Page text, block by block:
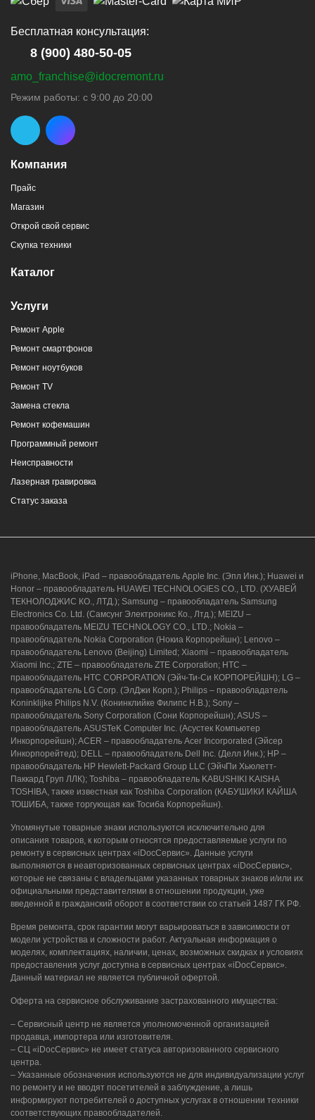
Компания
Прайс
Магазин
Открой свой сервис
Скупка техники
Каталог
Услуги
Ремонт Apple
Ремонт смартфонов
Ремонт ноутбуков
Ремонт TV
Замена стекла
Ремонт кофемашин
Программный ремонт
Неисправности
Лазерная гравировка
Статус заказа
Бесплатная консультация:
8 (900) 480-50-05
amo_franchise@idocremont.ru
Режим работы: с 9:00 до 20:00
iPhone, MacBook, iPad – правообладатель Apple Inc. (Эпл Инк.); Huawei и
Honor – правообладатель HUAWEI TECHNOLOGIES CO., LTD. (ХУАВЕЙ
ТЕКНОЛОДЖИС КО., ЛТД.); Samsung – правообладатель Samsung
Electronics Co. Ltd. (Самсунг Электроникс Ко., Лтд.); MEIZU –
правообладатель MEIZU TECHNOLOGY CO., LTD.; Nokia –
правообладатель Nokia Corporation (Нокиа Корпорейшн); Lenovo –
правообладатель Lenovo (Beijing) Limited; Xiaomi – правообладатель
Xiaomi Inc.; ZTE – правообладатель ZTE Corporation; HTC –
правообладатель HTC CORPORATION (Эйч-Ти-Си КОРПОРЕЙШН); LG –
правообладатель LG Corp. (ЭлДжи Корп.); Philips – правообладатель
Koninklijke Philips N.V. (Конинклийке Филипс Н.В.); Sony –
правообладатель Sony Corporation (Сони Корпорейшн); ASUS –
правообладатель ASUSTeK Computer Inc. (Асустек Компьютер
Инкорпорейшн); ACER – правообладатель Acer Incorporated (Эйсер
Инкорпорейтед); DELL – правообладатель Dell Inc. (Делл Инк.); HP –
правообладатель HP Hewlett-Packard Group LLC (ЭйчПи Хьюлетт-
Паккард Груп ЛЛК); Toshiba – правообладатель KABUSHIKI KAISHA
TOSHIBA, также известная как Toshiba Corporation (КАБУШИКИ КАЙША
ТОШИБА, также торгующая как Тосиба Корпорейшн).
Упомянутые товарные знаки используются исключительно для
описания товаров, к которым относятся предоставляемые услуги по
ремонту в сервисных центрах «iDocСервис». Данные услуги
выполняются в неавторизованных сервисных центрах «iDocСервис»,
которые не связаны с владельцами указанных товарных знаков и/или их
официальными представителями в отношении продукции, уже
введенной в гражданский оборот в соответствии со статьей 1487 ГК РФ.
Время ремонта, срок гарантии могут варьироваться в зависимости от
модели устройства и сложности работ. Актуальная информация о
моделях, комплектациях, наличии, ценах, возможных скидках и условиях
предоставления услуг доступна в сервисных центрах «iDocСервис».
Данный материал не является публичной офертой.
Оферта на сервисное обслуживание застрахованного имущества:
– Сервисный центр не является уполномоченной организацией
продавца, импортера или изготовителя.
– СЦ «iDocСервис» не имеет статуса авторизованного сервисного
центра.
– Указанные обозначения используются не для индивидуализации услуг
по ремонту и не вводят посетителей в заблуждение, а лишь
информируют потребителей о доступных услугах в отношении техники
соответствующих правообладателей.